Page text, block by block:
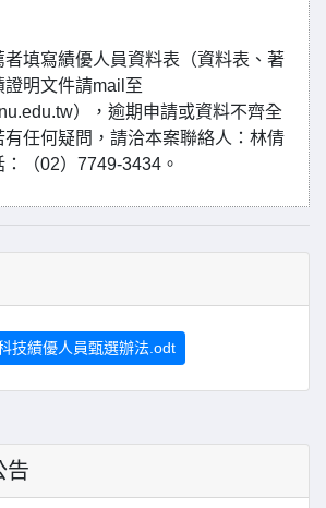
者填寫績優人員資料表（資料表、著
明文件請mail至
），逾期申請或資料不齊全
任何疑問，請洽本案聯絡人：林倩
（02）7749-3434。
技績優人員甄選辦法.odt
告